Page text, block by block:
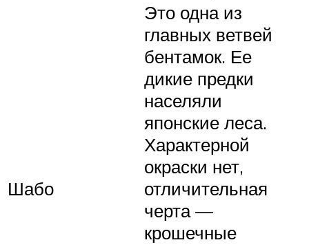
Шабо
Это одна из
главных ветвей
бентамок. Ее
дикие предки
населяли
японские леса.
Характерной
окраски нет,
отличительная
черта —
крошечные